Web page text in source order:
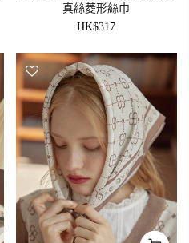
真絲菱形絲巾
HK$317